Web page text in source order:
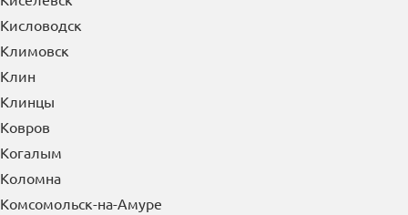
Кисловодск
Климовск
Клин
Клинцы
Ковров
Когалым
Коломна
Комсомольск-на-Амуре